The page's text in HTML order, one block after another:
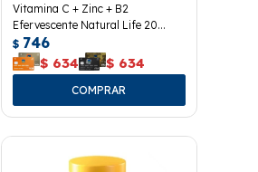
Vitamina C + Zinc + B2
Efervescente Natural Life 20
Tabletas
$ 746
$ 634 $ 634